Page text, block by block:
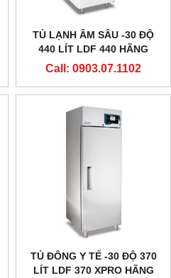
TỦ LẠNH ÂM SÂU -30 ĐỘ
440 LÍT LDF 440 HÃNG
EVERMED - Ý
Call: 0903.07.1102
TỦ ĐÔNG Y TẾ -30 ĐỘ 370
LÍT LDF 370 XPRO HÃNG